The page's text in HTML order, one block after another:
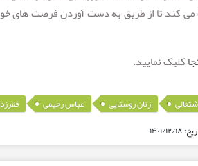
کند تا از طریق به دست آوردن فرصت های
کلیک نمایید.
زنان روستایی عباس رحیمی
۱۴۰۱/۱۲/۱۸